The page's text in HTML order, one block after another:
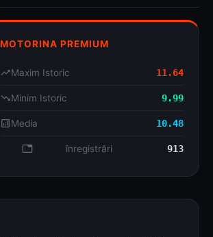
MOTORINA PREMIUM
trending_upMaxim Istoric 11.64
trending_downMinim Istoric 9.99
analyticsMedia 10.48
database înregistrări 913